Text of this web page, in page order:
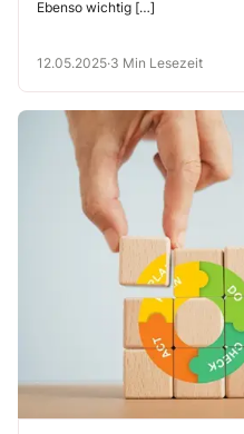
Ebenso wichtig […]
12.05.2025·3 Min Lesezeit